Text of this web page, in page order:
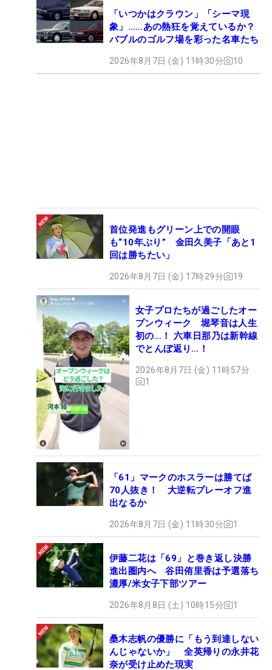
「いつかはクラウン」「シーマ現
象」……あの熱狂を覚えているか？
バブルのゴルフ場を彩った名車たち
2026年8月7日 (金) 11時30分 10
首位発進もグリーン上での開眼
も“10年ぶり” 金田久美子「あと1
回は勝ちたい」
2026年8月7日 (金) 17時29分 19
女子プロたちが過ごしたオー
プンウィーク 堀琴音は人生
初の…！ 六車日那乃は新幹線
でとんぼ返り…！
2026年8月7日 (金) 11時57分
1
「61」マークのホスラーは勝てば
70人抜き！ 大逆転プレーオフ進
出なるか
2026年8月7日 (金) 11時30分 1
伊藤二花は「69」と巻き返し決勝
進出圏内へ 谷田侑里香は予選落ち
濃厚/米女子下部ツアー
2026年8月8日 (土) 10時15分 1
桑木志帆の優勝に「もう到達しない
んじゃないか」 全英帰りの永井花
奈が受け止めた現実